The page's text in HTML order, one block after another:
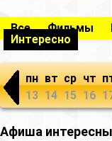
Все Фильмы
Интересно
пн
13
вт
14
ср
15
чт
16
Афиша